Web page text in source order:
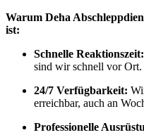
Warum Deha
ist:
Schnelle Reaktionszeit:
sind wir schnell vor Ort.
24/7 Verfügbarkeit:
erreichbar, auch an
Professionelle